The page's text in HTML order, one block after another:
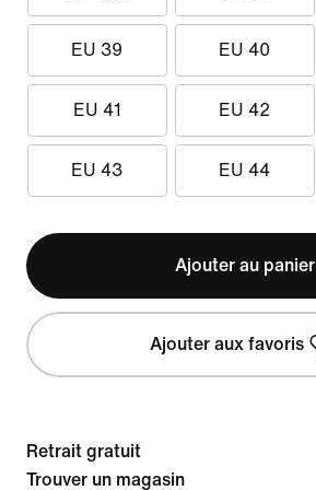
EU 39 EU 40
EU 41 EU 42
EU 43 EU 44
Ajouter au panier
Ajouter aux favoris
Retrait gratuit
Trouver un magasin